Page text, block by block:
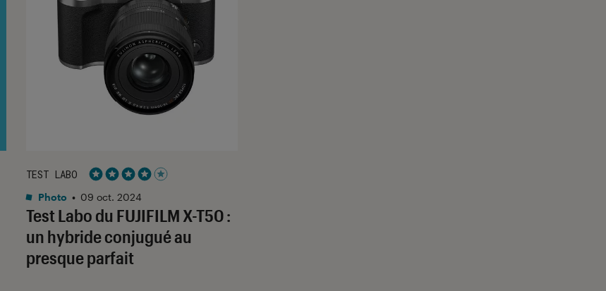
Test Labo du FUJIFILM X-T50 :
un hybride conjugué au
presque parfait
TEST LABO
Noté 4 étoiles sur 5
Photo • 09 oct. 2024